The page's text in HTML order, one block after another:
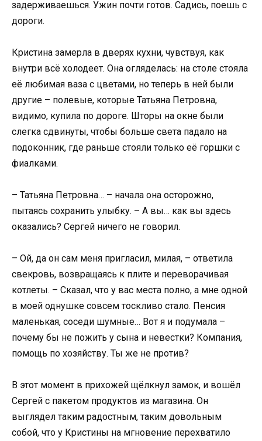
задерживаешься. Ужин почти готов. Садись, поешь с
дороги.
Кристина замерла в дверях кухни, чувствуя, как
внутри всё холодеет. Она огляделась: на столе стояла
её любимая ваза с цветами, но теперь в ней были
другие – полевые, которые Татьяна Петровна,
видимо, купила по дороге. Шторы на окне были
слегка сдвинуты, чтобы больше света падало на
подоконник, где раньше стояли только её горшки с
фиалками.
– Татьяна Петровна… – начала она осторожно,
пытаясь сохранить улыбку. – А вы… как вы здесь
оказались? Сергей ничего не говорил.
– Ой, да он сам меня пригласил, милая, – ответила
свекровь, возвращаясь к плите и переворачивая
котлеты. – Сказал, что у вас места полно, а мне одной
в моей однушке совсем тоскливо стало. Пенсия
маленькая, соседи шумные… Вот я и подумала –
почему бы не пожить у сына и невестки? Компания,
помощь по хозяйству. Ты же не против?
В этот момент в прихожей щёлкнул замок, и вошёл
Сергей с пакетом продуктов из магазина. Он
выглядел таким радостным, таким довольным
собой, что у Кристины на мгновение перехватило